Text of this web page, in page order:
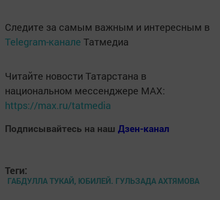
Следите за самым важным и интересным в
Telegram-канале Татмедиа
Читайте новости Татарстана в
национальном мессенджере MАХ:
https://max.ru/tatmedia
Подписывайтесь на наш Дзен-канал
Теги:
ГАБДУЛЛА ТУКАЙ, ЮБИЛЕЙ. ГУЛЬЗАДА АХТЯМОВА